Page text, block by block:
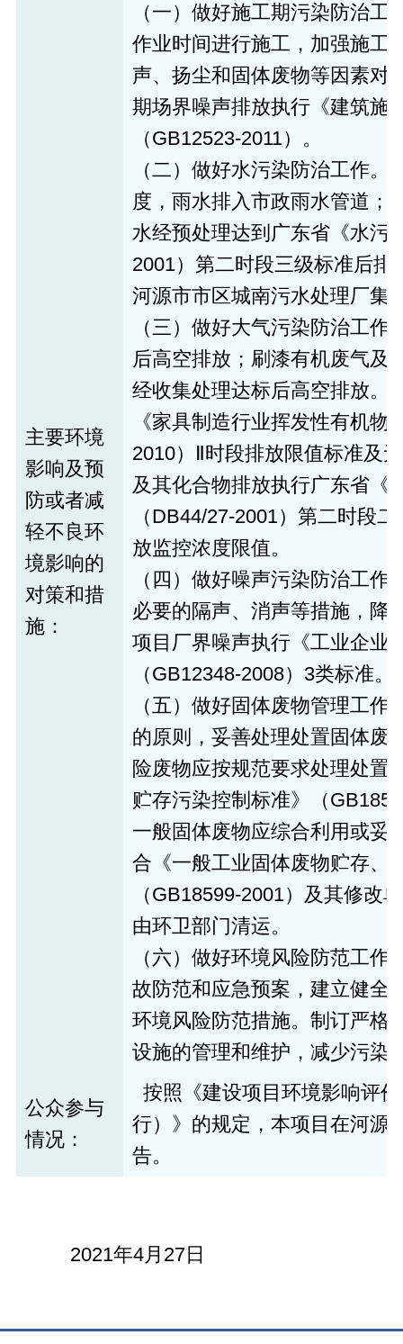
主要环境
影响及预
防或者减
轻不良环
境影响的
对策和措
施：
（一）做好施工期污染防治
作业时间进行施工，加强施工
声、扬尘和固体废物等因素对
期场界噪声排放执行《建筑施
（GB12523-2011）。
（二）做好水污染防治工作。
度，雨水排入市政雨水管道；
水经预处理达到广东省《水污
2001）第二时段三级标准后
河源市市区城南污水处理厂集
（三）做好大气污染防治工
后高空排放；刷漆有机废气及
经收集处理达标后高空排放。
《家具制造行业挥发性有机物
2010）Ⅱ时段排放限值标准及
及其化合物排放执行广东省《
（DB44/27-2001）第二时段
放监控浓度限值。
（四）做好噪声污染防治工
必要的隔声、消声等措施，降
项目厂界噪声执行《工业企业
（GB12348-2008）3类标准。
（五）做好固体废物管理工
的原则，妥善处理处置固体废
险废物应按规范要求处理处置
贮存污染控制标准》（
一般固体废物应综合利用或妥
合《一般工业固体废物贮存、
（GB18599-2001）及其修改
由环卫部门清运。
（六）做好环境风险防范工
故防范和应急预案，建立健全
环境风险防范措施。制订严格
设施的管理和维护，减少污染
公众参与
情况：
按照《建设项目环境影响评
行）》的规定，本项目在河源
告。
2021年4月27日